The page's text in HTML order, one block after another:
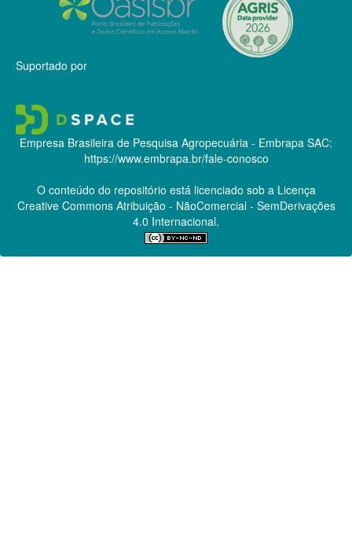
Suportado por
Empresa Brasileira de Pesquisa Agropecuária - Embrapa SAC:
https://www.embrapa.br/fale-conosco
O conteúdo do repositório está licenciado sob a Licença
Creative CommonsAtribuição - NãoComercial - SemDerivações
4.0 Internacional.